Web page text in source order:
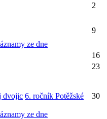
2
ze dne
9
16
23
dvojic 6. ročník Potěžské
ze dne
30